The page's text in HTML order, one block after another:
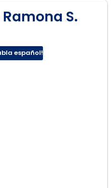
S.
español!